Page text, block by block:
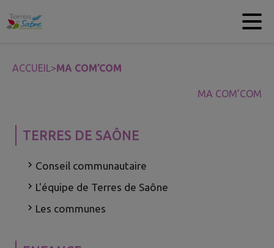
Contenu
ACCUEIL>MA COM’COM
MA COM’COM
TERRES DE SAÔNE
Conseil communautaire
L'équipe de Terres de Saône
Les communes